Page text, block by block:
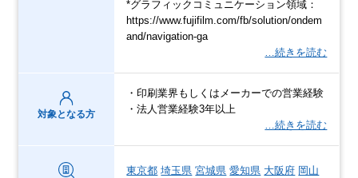
*グラフィックコミュニケーション領域：
https://www.fujifilm.com/fb/solution/ondem
and/navigation-ga
…続きを読む
対象となる方
・印刷業界もしくはメーカーでの営業経験
・法人営業経験3年以上
…続きを読む
東京都 埼玉県 宮城県 愛知県 大阪府 岡山